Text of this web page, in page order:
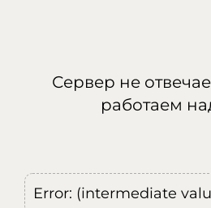
Сервер не
работаем